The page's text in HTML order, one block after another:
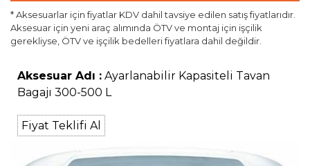
* Aksesuarlar için fiyatlar KDV dahil tavsiye edilen satış fiyatlarıdır.
Aksesuar için yeni araç alımında ÖTV ve montaj için işçilik
gerekliyse, ÖTV ve işçilik bedelleri fiyatlara dahil değildir.
Aksesuar Adı : Ayarlanabilir Kapasiteli Tavan
Bagajı 300-500 L
Fiyat Teklifi Al